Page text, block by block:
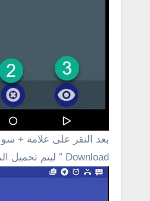
بعد النقر على علامة +
Download ” ليتم تحميل الموقع .